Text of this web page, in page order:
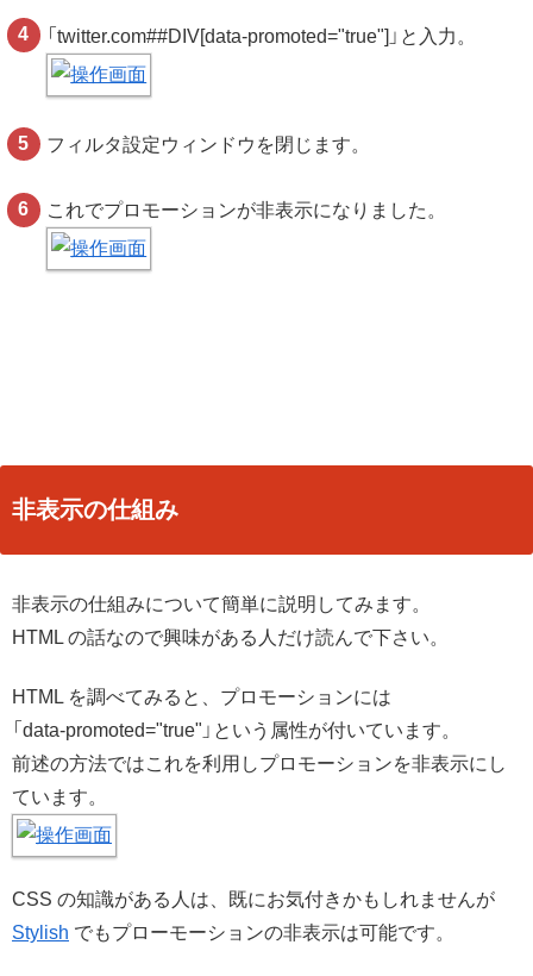
「twitter.com##DIV[data-promoted="true"]」と入力。
フィルタ設定ウィンドウを閉じます。
これでプロモーションが非表示になりました。
非表示の仕組み
非表示の仕組みについて簡単に説明してみます。
HTML の話なので興味がある人だけ読んで下さい。
HTML を調べてみると、プロモーションには
「data-promoted="true"」という属性が付いています。
前述の方法ではこれを利用しプロモーションを非表示にし
ています。
CSS の知識がある人は、既にお気付きかもしれませんが
Stylish でもプローモーションの非表示は可能です。